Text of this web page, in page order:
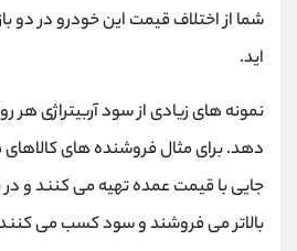
شما از اختلاف قیمت این خودرو در دو
اید.
نمونه های زیادی از سود آربیتراژی هر
دهد. برای مثال فروشنده های
جایی با قیمت عمده تهیه می کنند و
بالاتر می فروشند و سود کسب می